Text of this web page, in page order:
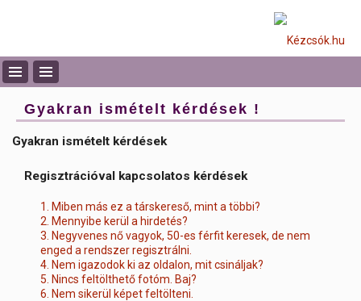
Gyakran ismételt kérdések !
Gyakran ismételt kérdések
Regisztrációval kapcsolatos kérdések
1. Miben más ez a társkereső, mint a többi?
2. Mennyibe kerül a hirdetés?
3. Negyvenes nő vagyok, 50-es férfit keresek, de nem
enged a rendszer regisztrálni.
4. Nem igazodok ki az oldalon, mit csináljak?
5. Nincs feltölthető fotóm. Baj?
6. Nem sikerül képet feltölteni.